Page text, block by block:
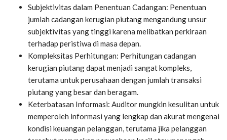
Subjektivitas dalam Penentuan Cadangan: Penentuan
jumlah cadangan kerugian piutang mengandung unsur
subjektivitas yang tinggi karena melibatkan perkiraan
terhadap peristiwa di masa depan.
Kompleksitas Perhitungan: Perhitungan cadangan
kerugian piutang dapat menjadi sangat kompleks,
terutama untuk perusahaan dengan jumlah transaksi
piutang yang besar dan beragam.
Keterbatasan Informasi: Auditor mungkin kesulitan untuk
memperoleh informasi yang lengkap dan akurat mengenai
kondisi keuangan pelanggan, terutama jika pelanggan